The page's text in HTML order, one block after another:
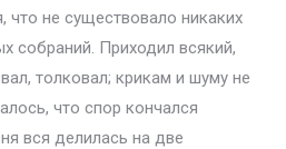
не существовало никаких
собраний. Приходил всякий,
толковал; крикам и шуму не
что спор кончался
вся делилась на две